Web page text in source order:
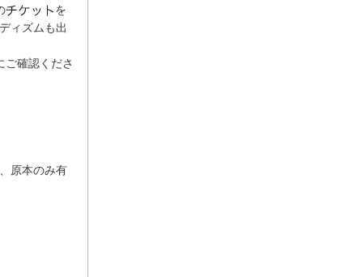
を
ィズムも出
確認くださ
原本のみ有